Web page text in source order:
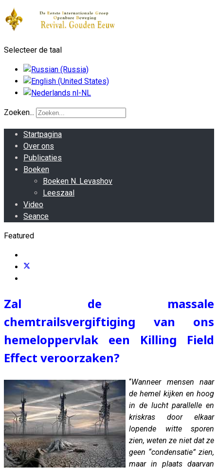
Selecteer de taal
Zoeken...
Startpagina
Over ons
Publicaties
Boeken
Boeken N. Levashov
Leeszaal
Video
Seance
Featured
Zal de massale
chemtrailsvergiftiging van ons
hemeloppervlak een Killing Field
Effect veroorzaken?
“Wanneer mensen naar
de hemel kijken en hoog
in de lucht parallelle en
kriskras door elkaar
lopende witte sporen
zien, weten ze niet dat ze
geen “condensatie” zien,
maar in plaats daarvan